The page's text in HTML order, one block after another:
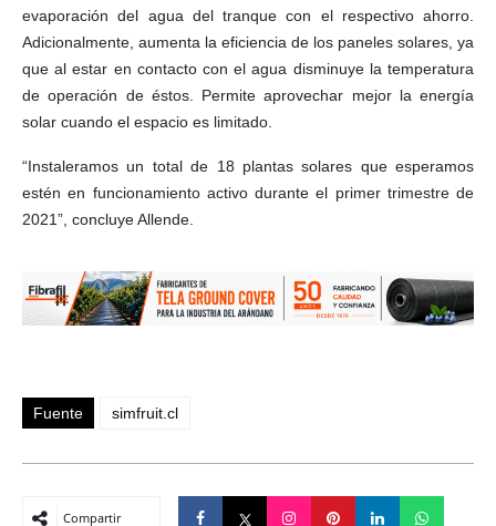
evaporación del agua del tranque con el respectivo ahorro.
Adicionalmente, aumenta la eficiencia de los paneles solares, ya
que al estar en contacto con el agua disminuye la temperatura
de operación de éstos. Permite aprovechar mejor la energía
solar cuando el espacio es limitado.
“Instaleramos un total de 18 plantas solares que esperamos
estén en funcionamiento activo durante el primer trimestre de
2021”, concluye Allende.
Fuente simfruit.cl
Compartir